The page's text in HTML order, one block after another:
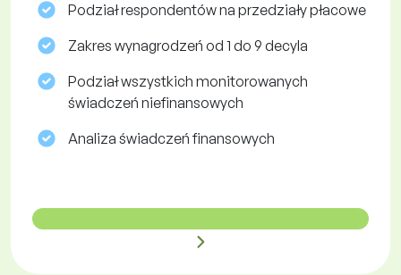
Podział respondentów na przedziały płacowe
Zakres wynagrodzeń od 1 do 9 decyla
Podział wszystkich monitorowanych
świadczeń niefinansowych
Analiza świadczeń finansowych